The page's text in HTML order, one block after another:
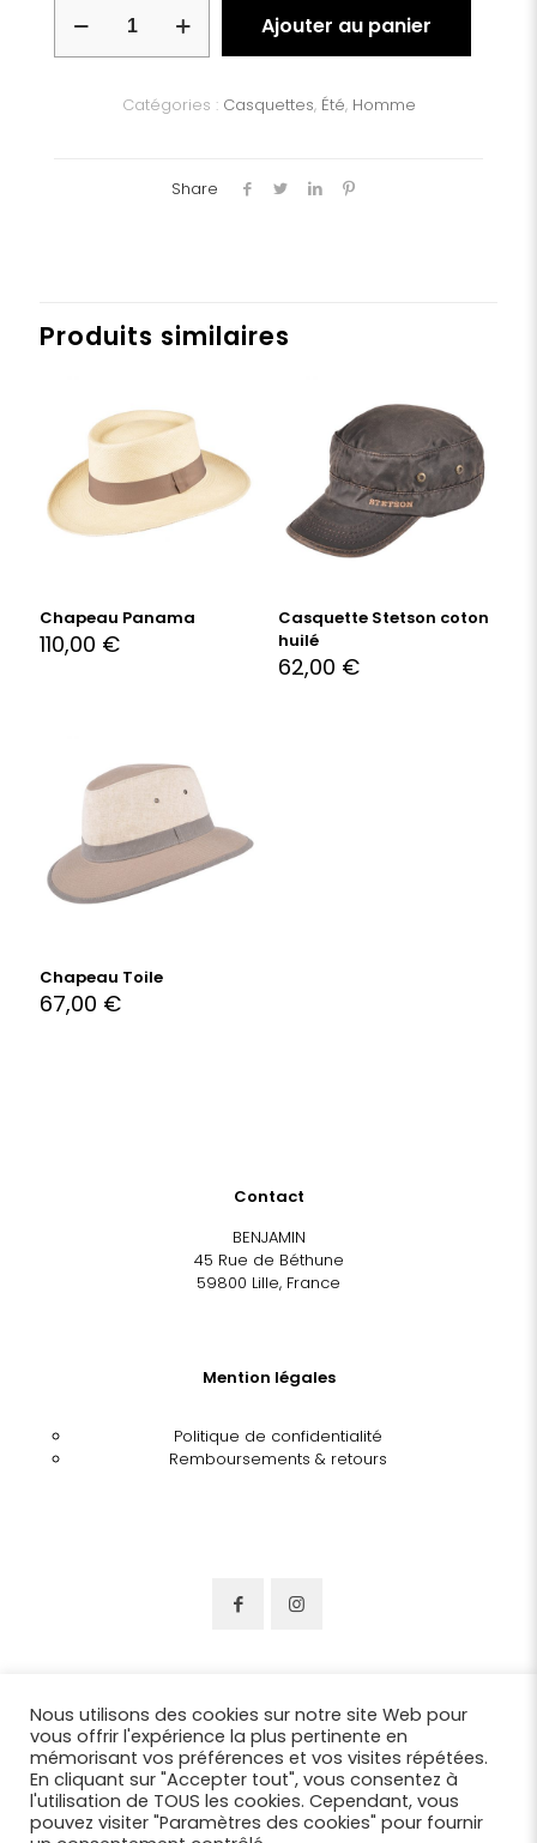
Ajouter au panier
Catégories : Casquettes, Été, Homme
Share
Produits similaires
Chapeau Panama
110,00 €
Casquette Stetson coton
huilé
62,00 €
Chapeau Toile
67,00 €
Contact
BENJAMIN
45 Rue de Béthune
59800 Lille, France
Mention légales
Politique de confidentialité
Remboursements & retours
Nous utilisons des cookies sur notre site Web pour
vous offrir l'expérience la plus pertinente en
mémorisant vos préférences et vos visites répétées.
En cliquant sur "Accepter tout", vous consentez à
l'utilisation de TOUS les cookies. Cependant, vous
pouvez visiter "Paramètres des cookies" pour fournir